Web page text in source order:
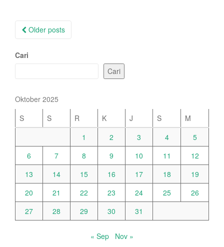
Posts
Older posts
Cari
Cari
Oktober 2025
S
S R K J S
M
1
2 3 4
5
6
7 8 9 10 11
12
13
14 15 16 17 18
19
20
21 22 23 24 25
26
27
28 29 30 31
« Sep Nov »